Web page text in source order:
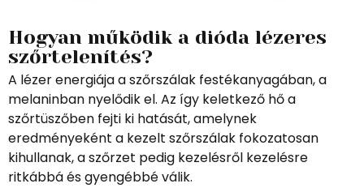
Hogyan működik a dióda lézeres
szőrtelenítés?
A lézer energiája a szőrszálak festékanyagában, a
melaninban nyelődik el. Az így keletkező hő a
szőrtüszőben fejti ki hatását, amelynek
eredményeként a kezelt szőrszálak fokozatosan
kihullanak, a szőrzet pedig kezelésről kezelésre
ritkábbá és gyengébbé válik.